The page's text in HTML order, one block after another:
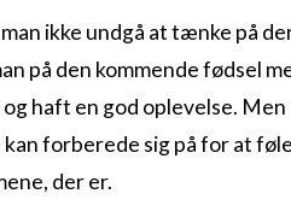
ikke undgå at tænke på
på den kommende fødsel
haft en god oplevelse. Men
kan forberede sig på for at
der er.